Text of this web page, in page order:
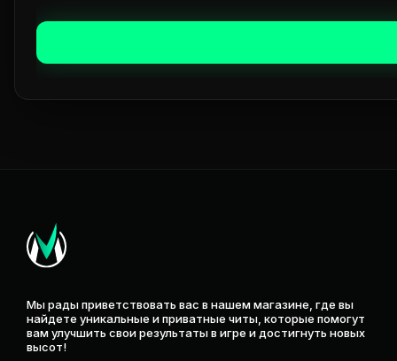
Мы рады приветствовать вас в нашем магазине, где вы
найдете уникальные и приватные читы, которые помогут
вам улучшить свои результаты в игре и достигнуть новых
высот!